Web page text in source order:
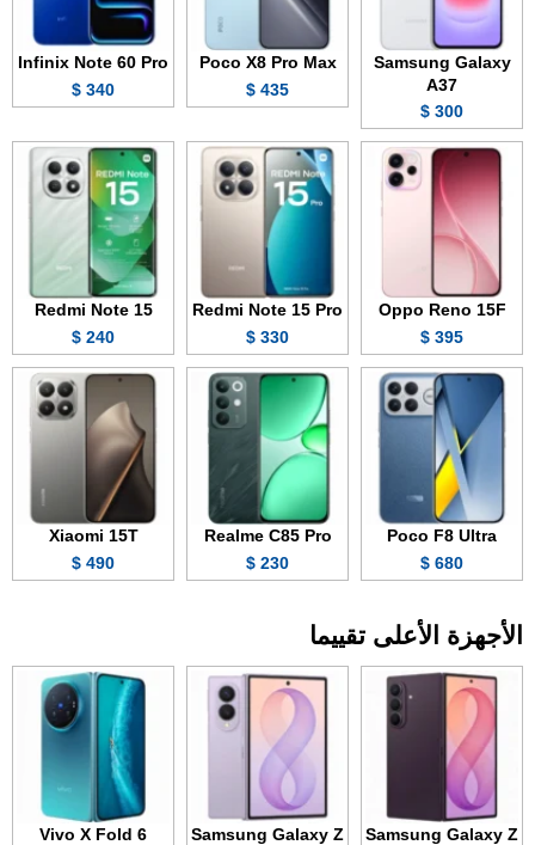
Samsung Galaxy
A37
300 $
Poco X8 Pro Max
435 $
Infinix Note 60 Pro
340 $
Oppo Reno 15F
395 $
Redmi Note 15 Pro
330 $
Redmi Note 15
240 $
Poco F8 Ultra
680 $
Realme C85 Pro
230 $
Xiaomi 15T
490 $
الأجهزة الأعلى تقييما
Samsung Galaxy Z
Samsung Galaxy Z
Vivo X Fold 6